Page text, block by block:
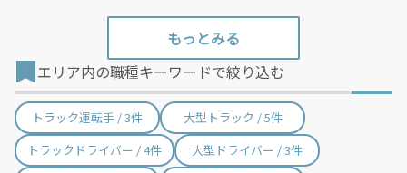
佐用町 / 9件
香美町 / 6件
新温泉町 / 4件
エリア内の職種キーワードで絞り込む
トラック運転手 / 3件
大型トラック / 5件
トラックドライバー / 4件
大型ドライバー / 3件